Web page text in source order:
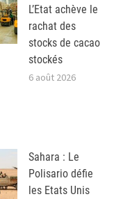
L’Etat achève le
rachat des
stocks de cacao
stockés
6 août 2026
Sahara : Le
Polisario défie
les Etats Unis